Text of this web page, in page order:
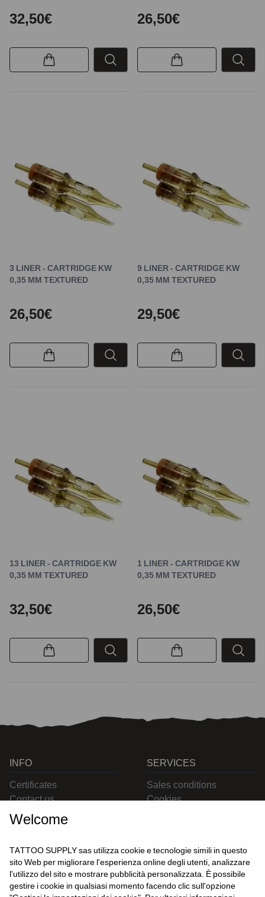
32,50€ 26,50€
3 LINER - CARTRIDGE KW
0,35 MM TEXTURED
26,50€
9 LINER - CARTRIDGE KW
0,35 MM TEXTURED
29,50€
13 LINER - CARTRIDGE KW
0,35 MM TEXTURED
32,50€
1 LINER - CARTRIDGE KW
0,35 MM TEXTURED
26,50€
CONTACT US
INFO
Certificates
Contact us
SERVICES
Sales conditions
Cookies
USER
Welcome
TATTOO SUPPLY sas utilizza cookie e tecnologie simili in questo
sito Web per migliorare l'esperienza online degli utenti, analizzare
l'utilizzo del sito e mostrare pubblicità personalizzata. È possibile
gestire i cookie in qualsiasi momento facendo clic sull'opzione